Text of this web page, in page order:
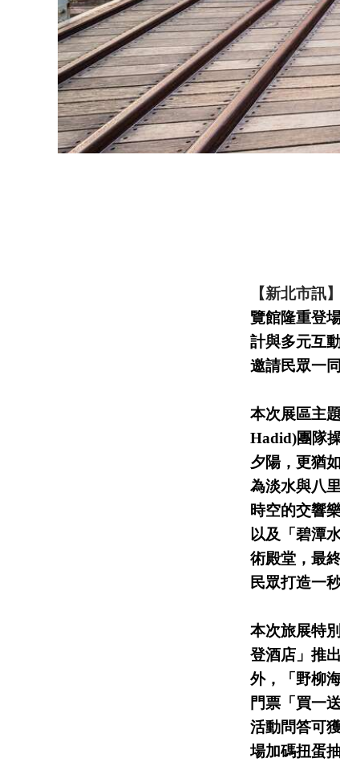
【新北市訊】
覽館隆重登
計與多元互
邀請民眾一
本次展區主
Hadid)團隊
夕陽，更猶
為淡水與八
時空的交響
以及「碧潭
術殿堂，最
民眾打造一
本次旅展特
登酒店」推
外，「野柳
門票「買一
活動問答可
場加碼扭蛋